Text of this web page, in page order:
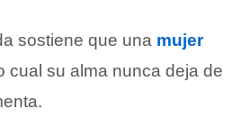
sostiene que una mujer
cual su alma nunca deja de